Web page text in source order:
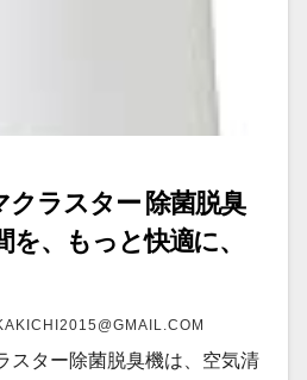
ラスター 除菌脱臭
、もっと快適に、
スター除菌脱臭機は、空気清